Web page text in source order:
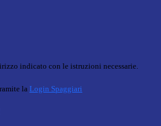
indicato con le istruzioni necessarie.
la Login Spaggiari